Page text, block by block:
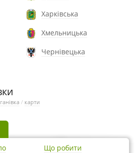
Харківська
Хмельницька
Чернівецька
/ карти
Що робити